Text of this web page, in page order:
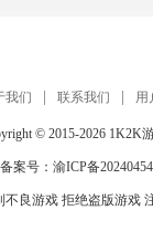
我们 联系我们 用
© 2015-2026 1K2K
案号： 渝ICP备
不良游戏 拒绝盗版游戏